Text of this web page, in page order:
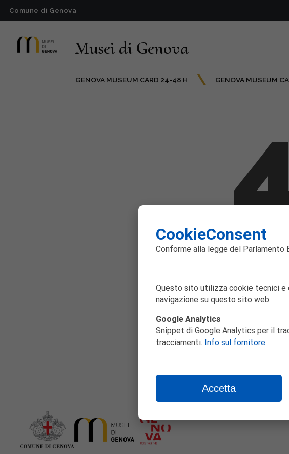
Comune di Genova
Musei di Genova
GENOVA MUSEUM CARD 24-48 H GENOVA MUSEUM
CookieConsent
Conforme alla legge del Parlamento
Questo sito utilizza cookie tecnici
navigazione su questo sito web.
Google Analytics
Snippet di Google Analytics per il
tracciamenti. Info sul fornitore
Accetta